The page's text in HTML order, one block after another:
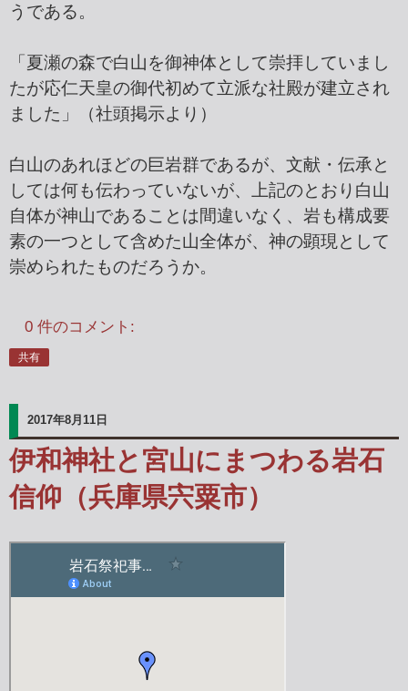
うである。
「夏瀬の森で白山を御神体として崇拝していまし
たが応仁天皇の御代初めて立派な社殿が建立され
ました」（社頭掲示より）
白山のあれほどの巨岩群であるが、文献・伝承と
しては何も伝わっていないが、上記のとおり白山
自体が神山であることは間違いなく、岩も構成要
素の一つとして含めた山全体が、神の顕現として
崇められたものだろうか。
0 件のコメント:
共有
2017年8月11日
伊和神社と宮山にまつわる岩石
信仰（兵庫県宍粟市）